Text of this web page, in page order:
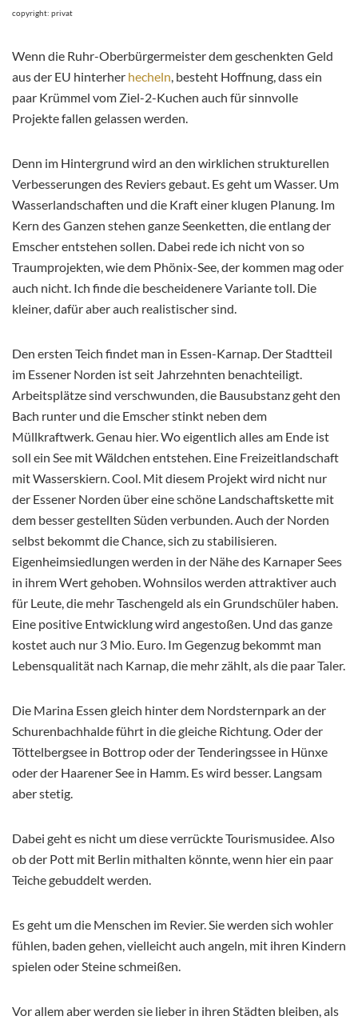
copyright: privat
Wenn die Ruhr-Oberbürgermeister dem geschenkten Geld
aus der EU hinterher hecheln, besteht Hoffnung, dass ein
paar Krümmel vom Ziel-2-Kuchen auch für sinnvolle
Projekte fallen gelassen werden.
Denn im Hintergrund wird an den wirklichen strukturellen
Verbesserungen des Reviers gebaut. Es geht um Wasser. Um
Wasserlandschaften und die Kraft einer klugen Planung. Im
Kern des Ganzen stehen ganze Seenketten, die entlang der
Emscher entstehen sollen. Dabei rede ich nicht von so
Traumprojekten, wie dem Phönix-See, der kommen mag oder
auch nicht. Ich finde die bescheidenere Variante toll. Die
kleiner, dafür aber auch realistischer sind.
Den ersten Teich findet man in Essen-Karnap. Der Stadtteil
im Essener Norden ist seit Jahrzehnten benachteiligt.
Arbeitsplätze sind verschwunden, die Bausubstanz geht den
Bach runter und die Emscher stinkt neben dem
Müllkraftwerk. Genau hier. Wo eigentlich alles am Ende ist
soll ein See mit Wäldchen entstehen. Eine Freizeitlandschaft
mit Wasserskiern. Cool. Mit diesem Projekt wird nicht nur
der Essener Norden über eine schöne Landschaftskette mit
dem besser gestellten Süden verbunden. Auch der Norden
selbst bekommt die Chance, sich zu stabilisieren.
Eigenheimsiedlungen werden in der Nähe des Karnaper Sees
in ihrem Wert gehoben. Wohnsilos werden attraktiver auch
für Leute, die mehr Taschengeld als ein Grundschüler haben.
Eine positive Entwicklung wird angestoßen. Und das ganze
kostet auch nur 3 Mio. Euro. Im Gegenzug bekommt man
Lebensqualität nach Karnap, die mehr zählt, als die paar Taler.
Die Marina Essen gleich hinter dem Nordsternpark an der
Schurenbachhalde führt in die gleiche Richtung. Oder der
Töttelbergsee in Bottrop oder der Tenderingssee in Hünxe
oder der Haarener See in Hamm. Es wird besser. Langsam
aber stetig.
Dabei geht es nicht um diese verrückte Tourismusidee. Also
ob der Pott mit Berlin mithalten könnte, wenn hier ein paar
Teiche gebuddelt werden.
Es geht um die Menschen im Revier. Sie werden sich wohler
fühlen, baden gehen, vielleicht auch angeln, mit ihren Kindern
spielen oder Steine schmeißen.
Vor allem aber werden sie lieber in ihren Städten bleiben, als